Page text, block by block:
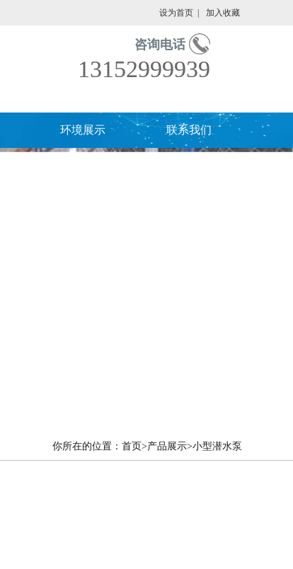
设为首页 加入收藏
咨询电话
13152999939
环境展示 联系我们
你所在的位置： 首页>产品展示>小型潜水泵